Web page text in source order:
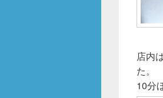
店内
た。
10分